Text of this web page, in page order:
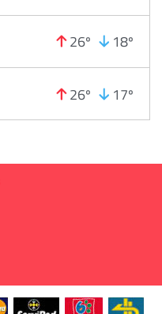
26º 18º
26º 17º